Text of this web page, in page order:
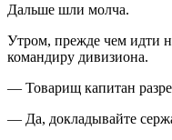
Дальше шли молча.
Утром, прежде чем идти
командиру дивизиона.
— Товарищ капитан
— Да, докладывайте